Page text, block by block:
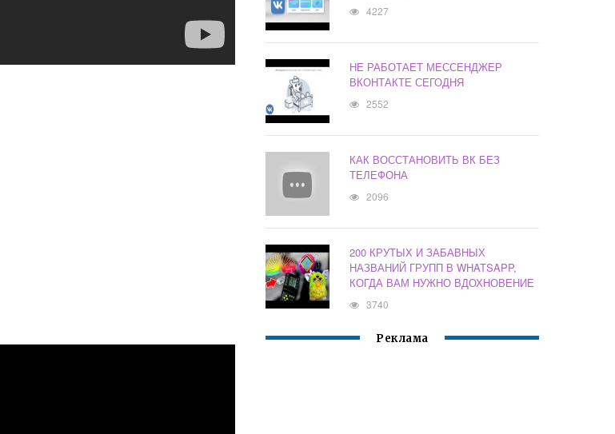
4227
НЕ РАБОТАЕТ МЕССЕНДЖЕР
ВКОНТАКТЕ СЕГОДНЯ
2552
КАК ВОССТАНОВИТЬ ВК БЕЗ
ТЕЛЕФОНА
2096
200 КРУТЫХ И ЗАБАВНЫХ
НАЗВАНИЙ ГРУПП В WHATSAPP,
КОГДА ВАМ НУЖНО ВДОХНОВЕНИЕ
3740
Реклама